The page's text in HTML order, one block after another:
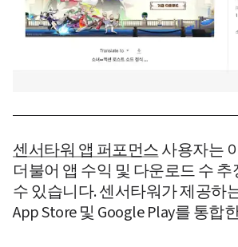
센서타워 앱 퍼포먼스 사용자는
더불어 앱 수익 및 다운로드 수
수 있습니다. 센서타워가 제공하
App Store 및 Google Play를 통합